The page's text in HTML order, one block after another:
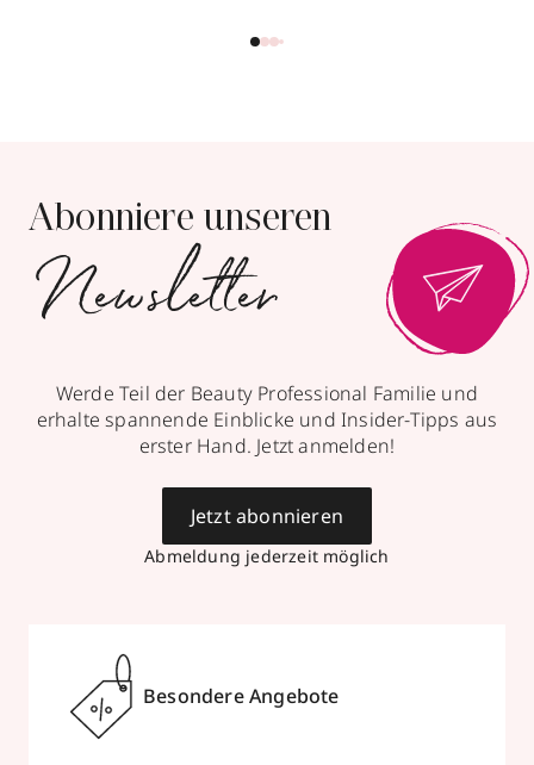
Abonniere unseren
Newsletter
Werde Teil der Beauty Professional Familie und
erhalte spannende Einblicke und Insider-Tipps aus
erster Hand. Jetzt anmelden!
Abmeldung jederzeit möglich
Jetzt abonnieren
Besondere Angebote